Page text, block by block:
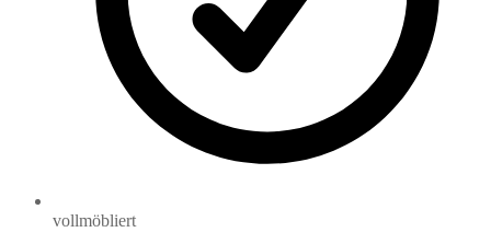
vollmöbliert